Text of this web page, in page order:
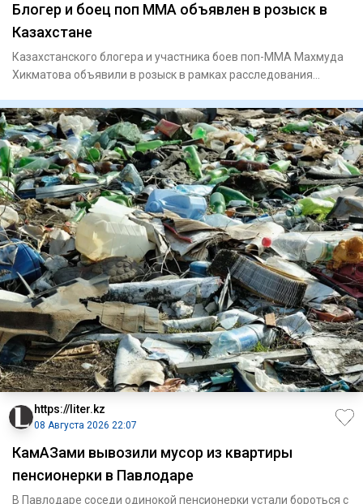
Блогер и боец поп ММА объявлен в розыск в
Казахстане
Казахстанского блогера и участника боев поп-ММА Махмуда
Хикматова объявили в розыск в рамках расследования
https://liter.kz
08 Августа 2026 22:07
КамАЗами вывозили мусор из квартиры
пенсионерки в Павлодаре
В Павлодаре соседи одинокой пенсионерки устали бороться с